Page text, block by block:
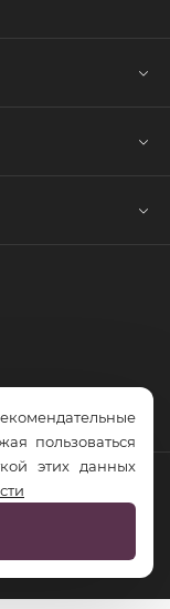
пользоваться
этих данных